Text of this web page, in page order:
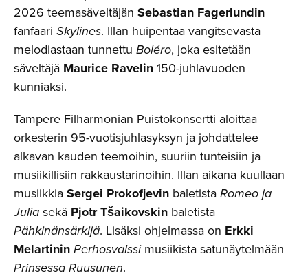
2026 teemasäveltäjän Sebastian Fagerlundin
fanfaari Skylines. Illan huipentaa vangitsevasta
melodiastaan tunnettu Boléro, joka esitetään
säveltäjä Maurice Ravelin150-juhlavuoden
kunniaksi.
Tampere Filharmonian Puistokonsertti aloittaa
orkesterin 95-vuotisjuhlasyksyn ja johdattelee
alkavan kauden teemoihin, suuriin tunteisiin ja
musiikillisiin rakkaustarinoihin. Illan aikana kuullaan
musiikkiaSergei Prokofjevin baletistaRomeo ja
Juliasekä Pjotr Tšaikovskin baletista
Pähkinänsärkijä. Lisäksi ohjelmassa on Erkki
MelartininPerhosvalssimusiikista satunäytelmään
Prinsessa Ruusunen.